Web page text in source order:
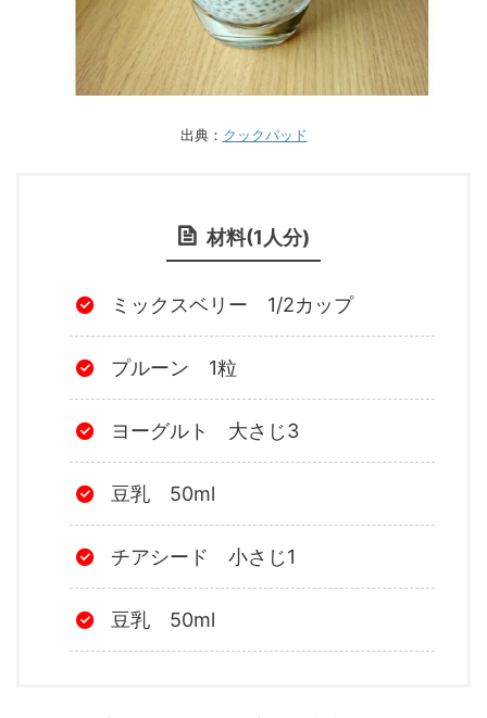
出典： クックパッド
材料(1人分)
ミックスベリー 1/2カップ
プルーン 1粒
ヨーグルト 大さじ3
豆乳 50ml
チアシード 小さじ1
豆乳 50ml